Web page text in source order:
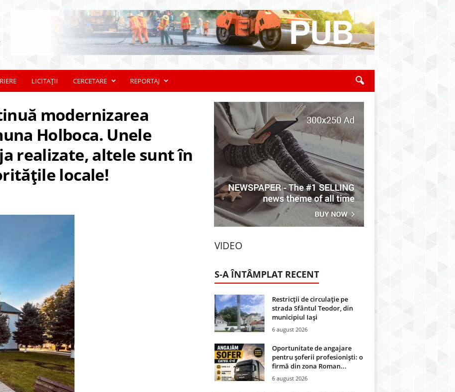
LICITAȚII CERCETARE REPORTAJ
modernizarea
Holboca. Unele
realizate, altele sunt în
locale!
VIDEO
S-A ÎNTÂMPLAT RECENT
Restricții de circulație pe
strada Sfântul Teodor, din
municipiul Iași
6 august 2026
Oportunitate de angajare
pentru șoferii profesioniști: o
firmă din zona Roman...
6 august 2026